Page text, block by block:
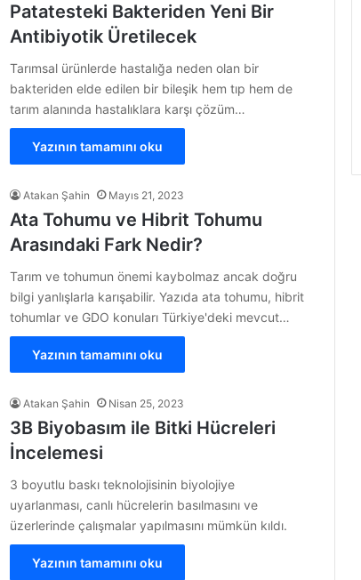
Patatesteki Bakteriden Yeni Bir
Antibiyotik Üretilecek
Tarımsal ürünlerde hastalığa neden olan bir
bakteriden elde edilen bir bileşik hem tıp hem de
tarım alanında hastalıklara karşı çözüm…
Yazının tamamını oku
Atakan Şahin Mayıs 21, 2023
Ata Tohumu ve Hibrit Tohumu
Arasındaki Fark Nedir?
Tarım ve tohumun önemi kaybolmaz ancak doğru
bilgi yanlışlarla karışabilir. Yazıda ata tohumu, hibrit
tohumlar ve GDO konuları Türkiye'deki mevcut…
Yazının tamamını oku
Atakan Şahin Nisan 25, 2023
3B Biyobasım ile Bitki Hücreleri
İncelemesi
3 boyutlu baskı teknolojisinin biyolojiye
uyarlanması, canlı hücrelerin basılmasını ve
üzerlerinde çalışmalar yapılmasını mümkün kıldı.
Yazının tamamını oku